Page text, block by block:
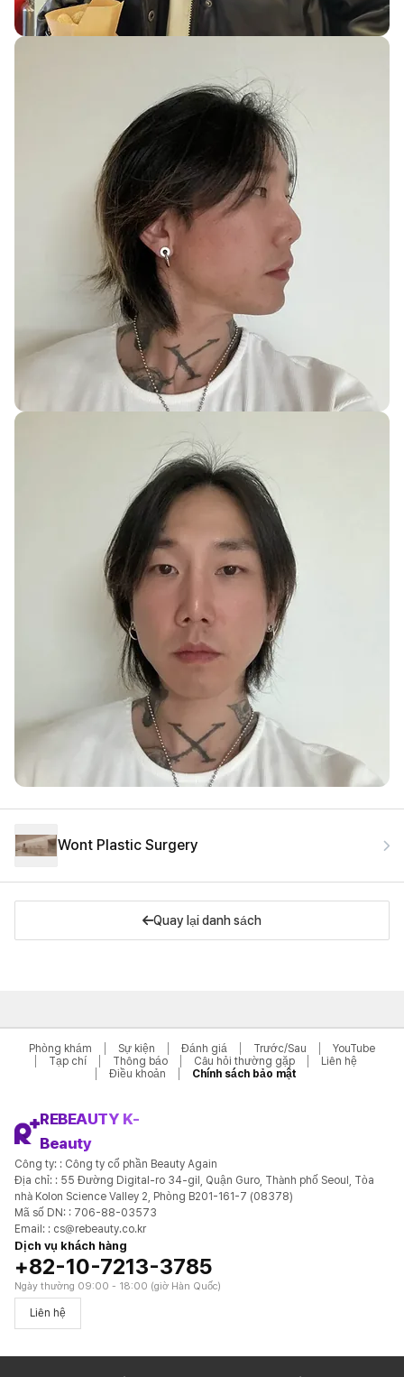
Wont Plastic Surgery
Quay lại danh sách
Phòng khám Sự kiện Đánh giá Trước/Sau
YouTube
Tạp chí
Thông báo Câu hỏi thường gặp
Liên hệ
Điều khoản
Chính sách bảo mật
REBEAUTY K-
Beauty
Công ty: : Công ty cổ phần Beauty Again
Địa chỉ: : 55 Đường Digital-ro 34-gil, Quận Guro, Thành phố Seoul, Tòa
nhà Kolon Science Valley 2, Phòng B201-161-7 (08378)
Mã số DN: : 706-88-03573
Email: : cs@rebeauty.co.kr
Dịch vụ khách hàng
+82-10-7213-3785
Ngày thường 09:00 - 18:00 (giờ Hàn Quốc)
Liên hệ